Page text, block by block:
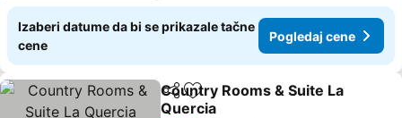
Izaberi datume da bi se prikazale tačne
cene
Pogledaj cene
Deli Dodati u favorite
Country Rooms & Suite La
Quercia